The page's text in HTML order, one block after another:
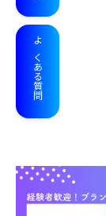
よくある質問